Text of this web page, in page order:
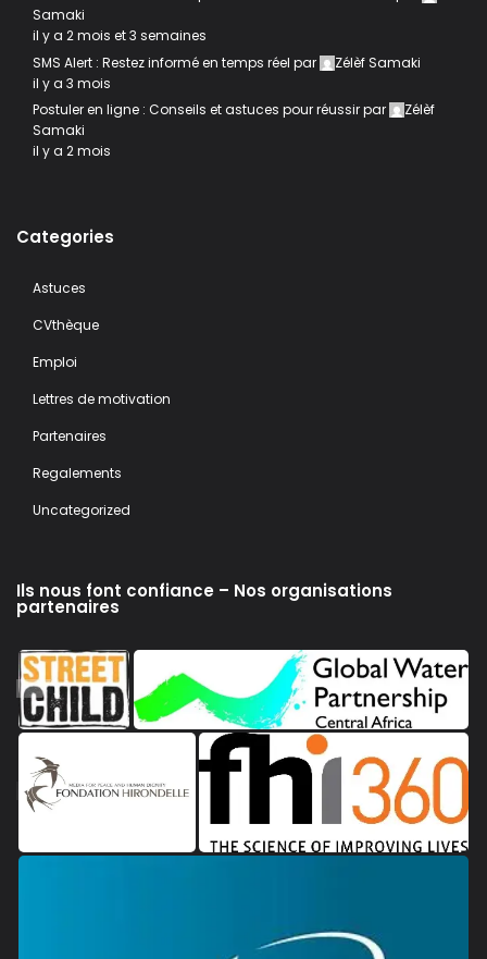
Samaki
il y a 2 mois et 3 semaines
SMS Alert : Restez informé en temps réel par
Zélèf Samaki
il y a 3 mois
Postuler en ligne : Conseils et astuces pour réussirpar
Zélèf
Samaki
il y a 2 mois
Categories
Astuces
CVthèque
Emploi
Lettres de motivation
Partenaires
Regalements
Uncategorized
Ils nous font confiance – Nos organisations
partenaires